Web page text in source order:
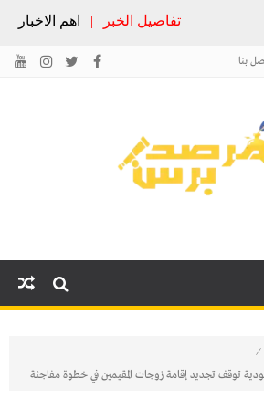
تفاصيل الخبر | اهم الاخبار